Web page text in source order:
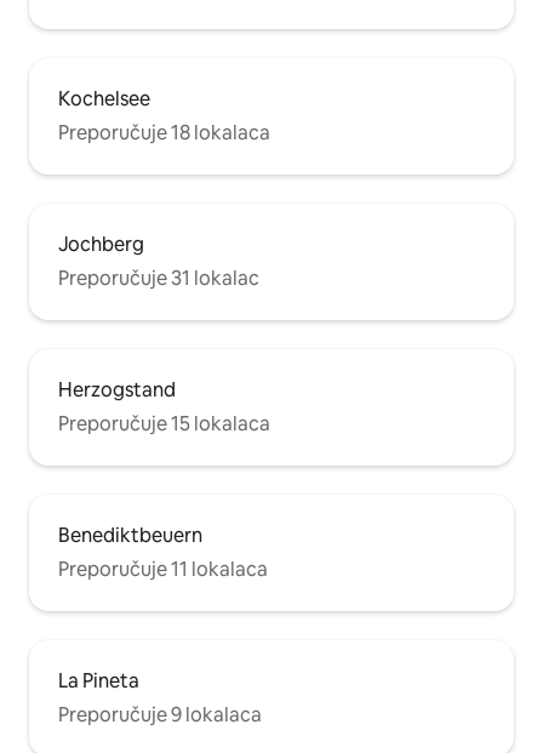
Kochelsee
Preporučuje 18 lokalaca
Jochberg
Preporučuje 31 lokalac
Herzogstand
Preporučuje 15 lokalaca
Benediktbeuern
Preporučuje 11 lokalaca
La Pineta
Preporučuje 9 lokalaca